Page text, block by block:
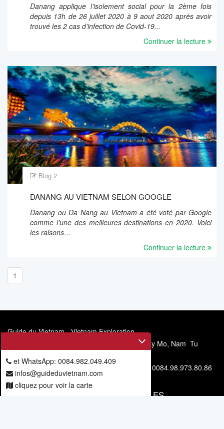
Danang applique l’isolement social pour la 2ème fois
depuis 13h de 26 juillet 2020 à 9 aout 2020 après avoir
trouvé les 2 cas d’infection de Covid-19...
Continuer la lecture
Blog 2
DANANG AU VIETNAM SELON GOOGLE
Danang ou Da Nang au Vietnam a été voté par Google
comme l’une des meilleures destinations en 2020. Voici
les raisons…
Continuer la lecture
1
Guide du Vietnam - Vietnam Exploration
Siège social: 11/67, allée 6, rue Mieu Nha, Tay Mo, Nam Tu
Téléphone et WhatsApp: 0084.982.049.409 - 0084.98.973.80.86
VOUS ABONNER POUR NOS ARTICLES
et WhatsApp: 0084.982.049.409
infos@guideduvietnam.com
cliquez pour voir la carte